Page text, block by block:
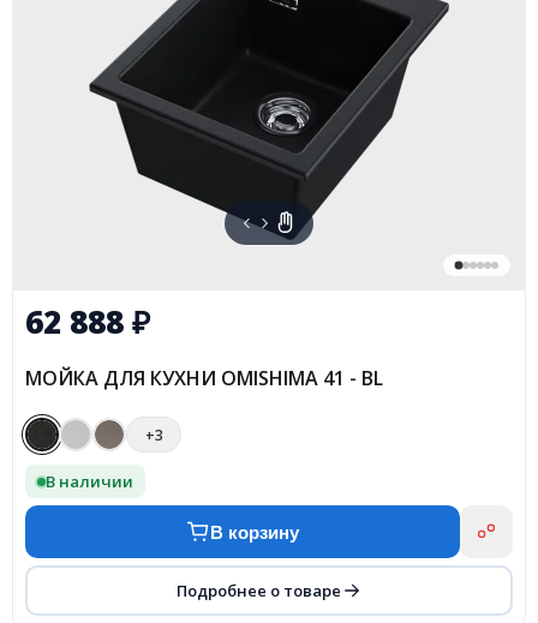
62 888₽
МОЙКА ДЛЯ КУХНИ OMISHIMA 41 - BL
+3
В наличии
В корзину
Подробнее о товаре